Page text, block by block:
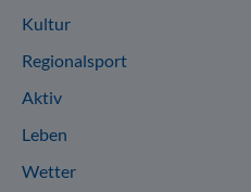
Kultur
Regionalsport
Aktiv
Leben
Wetter